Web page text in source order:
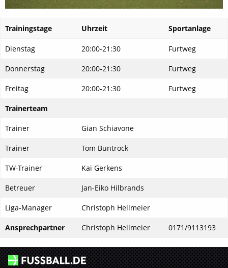
Trainingstage Uhrzeit Sportanlage
Dienstag 20:00-21:30 Furtweg
Donnerstag 20:00-21:30 Furtweg
Freitag 20:00-21:30 Furtweg
Trainerteam
Trainer Gian Schiavone
Trainer Tom Buntrock
TW-Trainer Kai Gerkens
Betreuer Jan-Eiko Hilbrands
Liga-Manager Christoph Hellmeier
Ansprechpartner Christoph Hellmeier 0171/9113193